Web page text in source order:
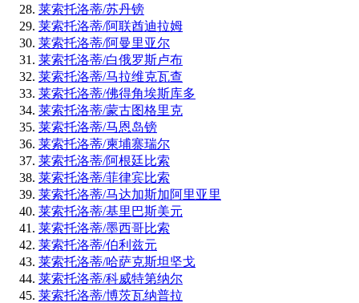
莱索托洛蒂/苏丹镑
莱索托洛蒂/阿联酋迪拉姆
莱索托洛蒂/阿曼里亚尔
莱索托洛蒂/白俄罗斯卢布
莱索托洛蒂/马拉维克瓦查
莱索托洛蒂/佛得角埃斯库多
莱索托洛蒂/蒙古图格里克
莱索托洛蒂/马恩岛镑
莱索托洛蒂/柬埔寨瑞尔
莱索托洛蒂/阿根廷比索
莱索托洛蒂/菲律宾比索
莱索托洛蒂/马达加斯加阿里亚里
莱索托洛蒂/基里巴斯美元
莱索托洛蒂/墨西哥比索
莱索托洛蒂/伯利兹元
莱索托洛蒂/哈萨克斯坦坚戈
莱索托洛蒂/科威特第纳尔
莱索托洛蒂/博茨瓦纳普拉